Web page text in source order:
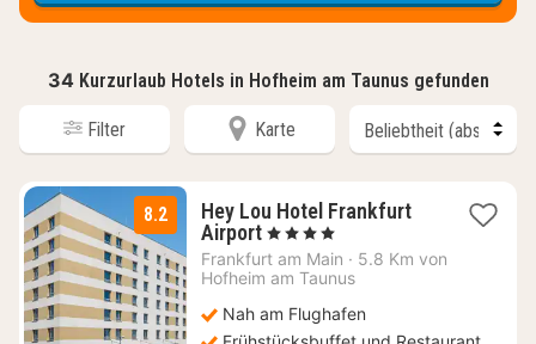
34 Kurzurlaub Hotels in Hofheim am Taunus gefunden
Filter Karte
8.2
Hey Lou Hotel Frankfurt
Airport2
Nächte
ab
€
, 4 Sterne
Frankfurt am Main · 5.8 Km von
Hofheim am Taunus
Nah am Flughafen